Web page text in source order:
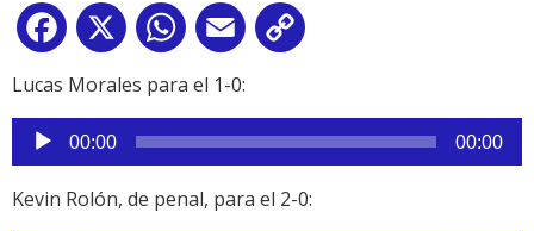
Facebook
X WhatsApp
Email
Lucas Morales para el 1-0:
Reproductor
de
audio
00:00 00:00
Kevin Rolón, de penal, para el 2-0: